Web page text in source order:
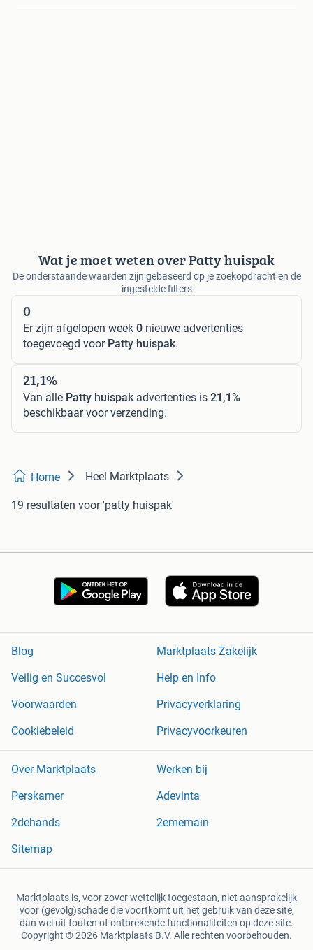
Wat je moet weten over Patty huispak
De onderstaande waarden zijn gebaseerd op je zoekopdracht en de
ingestelde filters
0
Er zijn afgelopen week 0 nieuwe advertenties
toegevoegd voor Patty huispak.
21,1%
Van alle Patty huispakadvertenties is 21,1%
beschikbaar voor verzending.
Home Heel Marktplaats
19 resultaten voor 'patty huispak'
Blog
Marktplaats Zakelijk
Veilig en Succesvol
Help en Info
Voorwaarden
Privacyverklaring
Cookiebeleid
Privacyvoorkeuren
Over Marktplaats
Werken bij
Perskamer
Adevinta
2dehands
2ememain
Sitemap
Marktplaats is, voor zover wettelijk toegestaan, niet aansprakelijk
voor (gevolg)schade die voortkomt uit het gebruik van deze site,
dan wel uit fouten of ontbrekende functionaliteiten op deze site.
Copyright © 2026 Marktplaats B.V. Alle rechten voorbehouden.